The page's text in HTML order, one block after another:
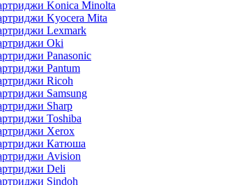
Konica Minolta
Kyocera Mita
Lexmark
Oki
Panasonic
Pantum
Ricoh
Samsung
Sharp
Toshiba
Xerox
Катюша
Avision
Deli
Sindoh